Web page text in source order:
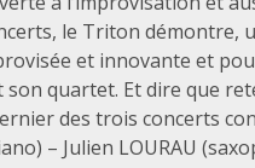
le Triton démontre,
et innovante et
son quartet. Et dire que
des trois concerts
– Julien LOURAU